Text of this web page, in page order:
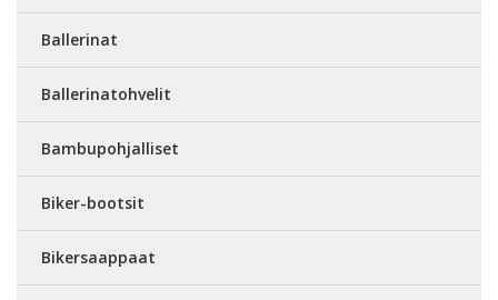
Ballerinat
Ballerinatohvelit
Bambupohjalliset
Biker-bootsit
Bikersaappaat